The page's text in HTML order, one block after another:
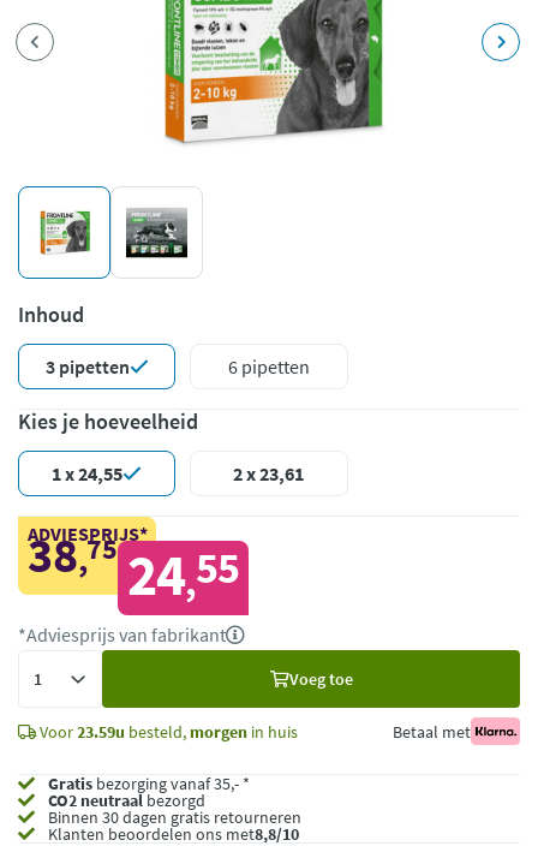
Inhoud
3 pipetten 6 pipetten
Kies je hoeveelheid
1 x 24,55 2 x 23,61
ADVIESPRIJS*
38,75 24,55
*Adviesprijs van fabrikant
Voeg toe
Voor23.59u besteld, morgen in huis Betaal met
Gratis bezorging vanaf 35,- *
CO2 neutraalbezorgd
Binnen 30 dagen gratis retourneren
Klanten beoordelen ons met8,8/10